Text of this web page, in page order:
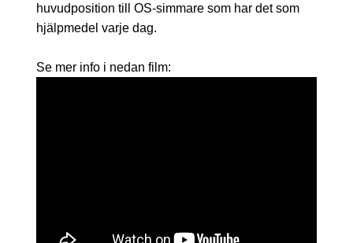
huvudposition till OS-simmare som har det som
hjälpmedel varje dag.
Se mer info i nedan film: